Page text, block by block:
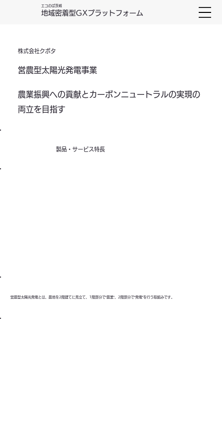
エコのば茨城
地域密着型GXプラットフォーム
株式会社クボタ
営農型太陽光発電事業
農業振興への貢献とカーボンニュートラルの実現の
両立を目指す
製品・サービス特長
営農型太陽光発電とは、農地を2階建てに見立て、1階部分で”農業”、2階部分で”発電”を行う取組みです。